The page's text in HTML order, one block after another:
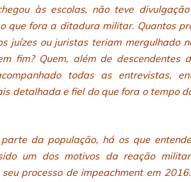
às escolas, não teve
que fora a ditadura militar. Quantos
juízes ou juristas teriam mergulhado
fim? Quem, além de descendentes
todas as entrevistas,
detalhada e fiel do que fora o tempo
da população, há os que
um dos motivos da reação
processo de impeachment em